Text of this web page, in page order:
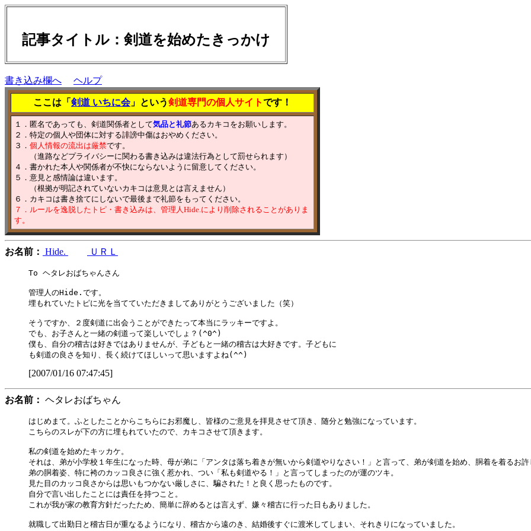
記事タイトル：剣道を始めたきっかけ
書き込み欄へ ヘルプ
ここは「 剣道 いちに会」という剣道専門の個人サイトです！
１．匿名であっても、剣道関係者として気品と礼節あるカキコをお願いします。
２．特定の個人や団体に対する誹謗中傷はおやめください。
３． 個人情報の流出は厳禁です。
（進路などプライバシーに関わる書き込みは違法行為として罰せられます）
４．書かれた本人や関係者が不快にならないように留意してください。
５．意見と感情論は違います。
（根拠が明記されていないカキコは意見とは言えません）
６．カキコは書き捨てにしないで最後まで礼節をもってください。
７．ルールを逸脱したトピ・書き込みは、管理人Hide.により削除されることがありま
す。
お名前： Hide. ＵＲＬ
To ヘタレおばちゃんさん
管理人のHide.です。
埋もれていたトピに光を当てていただきましてありがとうございました（笑）
そうですか、２度剣道に出会うことができたって本当にラッキーですよ。
でも、お子さんと一緒の剣道って楽しいでしょ？(^0^)
僕も、自分の稽古は好きではありませんが、子どもと一緒の稽古は大好きです。子どもに
[2007/01/16 07:47:45]
お名前： ヘタレおばちゃん
はじめまて。ふとしたことからこちらにお邪魔し、皆様のご意見を拝見させて頂き、随分と勉強になっています。
こちらのスレが下の方に埋もれていたので、カキコさせて頂きます。
私の剣道を始めたキッカケ。
それは、弟が小学校１年生になった時、母が弟に「アンタは落ち着きが無いから剣道やりなさい！」と言って、弟が剣道を始め、胴着を着るお許
弟の胴着姿、特に袴のカッコ良さに強く惹かれ、つい「私も剣道やる！」と言ってしまったのが運のツキ。
見た目のカッコ良さからは思いもつかない厳しさに、騙された！と良く思ったものです。
自分で言い出したことには責任を持つこと。
これが我が家の教育方針だったため、簡単に辞めるとは言えず、嫌々稽古に行った日もありました。
就職して出勤日と稽古日が重なるようになり、稽古から遠のき、結婚後すぐに渡米してしまい、それきりになっていました。